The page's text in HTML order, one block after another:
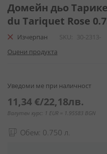
към
началото
на
галерия
снимки
Домейн дьо
du Tariquet Rose
Изчерпан SKU
30-2313-
Оцени продукта
Уведоми ме при наличност
11,34 €/22,18лв.
Валутен курс: 1 EUR = 1.95583 BGN
Обем: 0.750 л.